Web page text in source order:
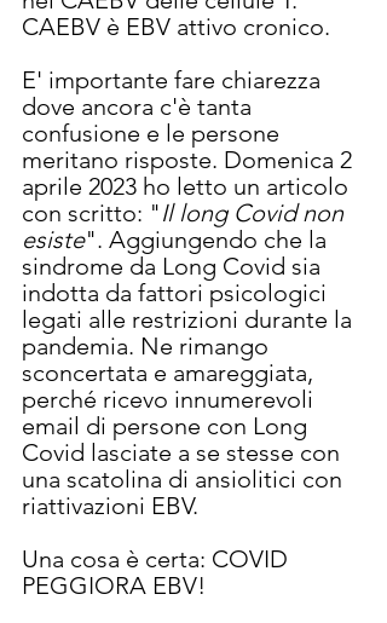
CAEBV è EBV attivo cronico.
E' importante fare chiarezza
dove ancora c'è tanta
confusione e le persone
meritano risposte. Domenica 2
aprile 2023 ho letto un articolo
con scritto: "Il long Covid non
esiste". Aggiungendo che la
sindrome da Long Covid sia
indotta da fattori psicologici
legati alle restrizioni durante la
pandemia. Ne rimango
sconcertata e amareggiata,
perché ricevo innumerevoli
email di persone con Long
Covid lasciate a se stesse con
una scatolina di ansiolitici con
riattivazioni EBV.
Una cosa è certa: COVID
PEGGIORA EBV!